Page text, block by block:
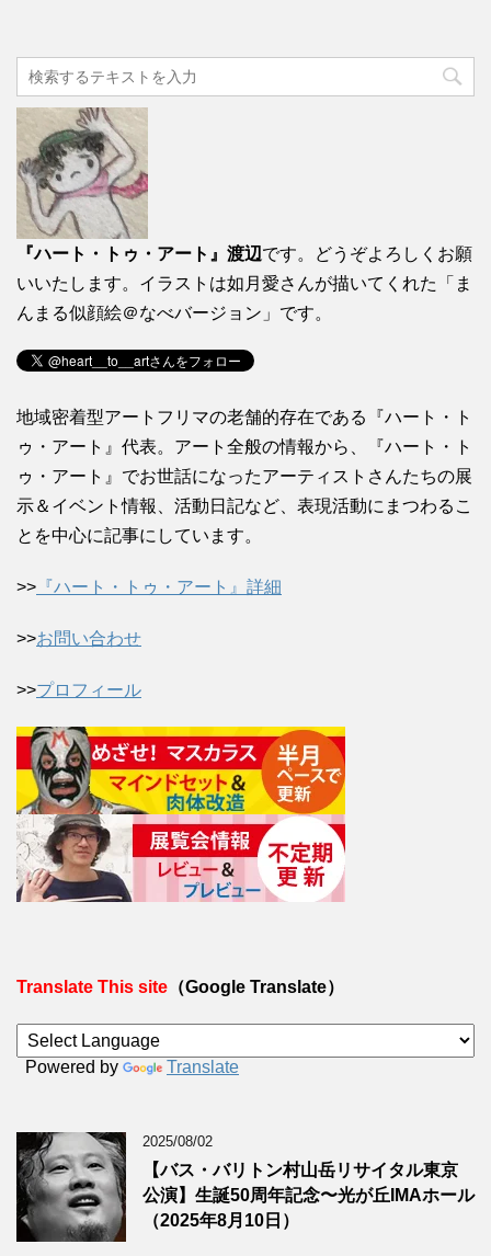
『ハート・トゥ・アート』渡辺です。どうぞよろしくお願
いいたします。イラストは如月愛さんが描いてくれた「ま
んまる似顔絵＠なべバージョン」です。
地域密着型アートフリマの老舗的存在である『ハート・ト
ゥ・アート』代表。アート全般の情報から、『ハート・ト
ゥ・アート』でお世話になったアーティストさんたちの展
示＆イベント情報、活動日記など、表現活動にまつわるこ
とを中心に記事にしています。
>> 『ハート・トゥ・アート』詳細
>>お問い合わせ
>>プロフィール
Translate This site （Google Translate）
Powered by Translate
2025/08/02
【バス・バリトン村山岳リサイタル東京
公演】生誕50周年記念〜光が丘IMAホール
（2025年8月10日）